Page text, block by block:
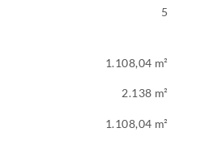
5
1.108,04 m²
2.138 m²
1.108,04 m²